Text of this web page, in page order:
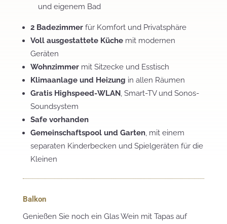
und eigenem Bad
2 Badezimmerfür Komfort und Privatsphäre
Voll ausgestattete Küchemit modernen
Geräten
Wohnzimmermit Sitzecke und Esstisch
Klimaanlage und Heizung in allen Räumen
Gratis Highspeed-WLAN, Smart-TV und Sonos-
Soundsystem
Safe vorhanden
Gemeinschaftspool und Garten, mit einem
separaten Kinderbecken und Spielgeräten für die
Kleinen
Balkon
Genießen Sie noch ein Glas Wein mit Tapas auf